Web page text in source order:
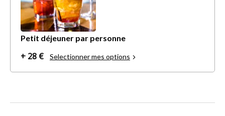
Petit déjeuner par personne
+ 28 € Selectionner mes options